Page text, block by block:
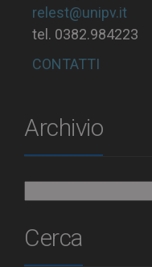
relest@unipv.it
tel. 0382.984223
CONTATTI
Archivio
Cerca